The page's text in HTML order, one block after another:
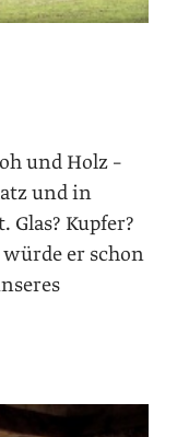
und Holz –
und in
Kupfer?
er schon